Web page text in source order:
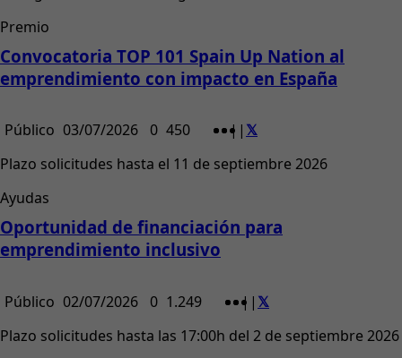
Premio
Convocatoria TOP 101 Spain Up Nation al
emprendimiento con impacto en España
Público 03/07/2026 0 450 | |
Plazo solicitudes hasta el 11 de septiembre 2026
Ayudas
Oportunidad de financiación para
emprendimiento inclusivo
Público 02/07/2026 0 1.249 | |
Plazo solicitudes hasta las 17:00h del 2 de septiembre 2026